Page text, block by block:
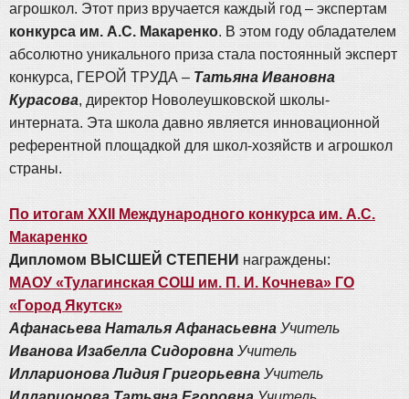
агрошкол. Этот приз вручается каждый год – экспертам
конкурса им. А.С. Макаренко. В этом году обладателем
абсолютно уникального приза стала постоянный эксперт
конкурса, ГЕРОЙ ТРУДА – Татьяна Ивановна
Курасова, директор Новолеушковской школы-
интерната. Эта школа давно является инновационной
референтной площадкой для школ-хозяйств и агрошкол
страны.
По итогам XXII Международного конкурса им. А.С.
Макаренко
Дипломом ВЫСШЕЙ СТЕПЕНИ награждены:
МАОУ «Тулагинская СОШ им. П. И. Кочнева» ГО
«Город Якутск»
Афанасьева Наталья Афанасьевна Учитель
Иванова Изабелла Сидоровна Учитель
Илларионова Лидия Григорьевна Учитель